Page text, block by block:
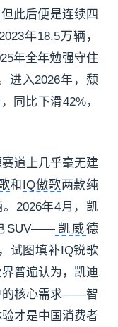
此后便是连续四
年18.5万辆，
年全年勉强守住
进入2026年，颓
同比下滑42%，
道上几乎毫无建
和 IQ傲歌两款纯
2026年4月，凯
SUV—— 凯威德
试图填补IQ锐歌
普遍认为，凯迪
的核心需求——智
才是中国消费者